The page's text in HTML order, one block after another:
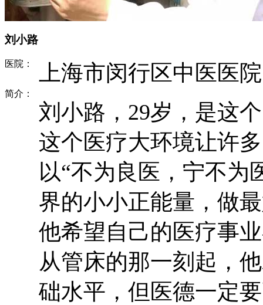
刘小路
医院： 上海市闵行区中医医院
简介：
刘小路，29岁，是这
这个医疗大环境让许
以“不为良医，宁不为
界的小小正能量，做
他希望自己的医疗事
从管床的那一刻起，
础水平，但医德一定